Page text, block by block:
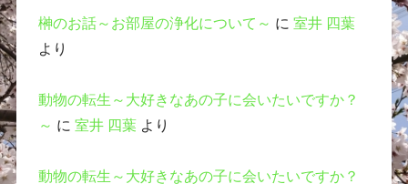
榊のお話～お部屋の浄化について～ に 室井 四葉
より
動物の転生～大好きなあの子に会いたいですか？
～ に 室井 四葉より
動物の転生～大好きなあの子に会いたいですか？